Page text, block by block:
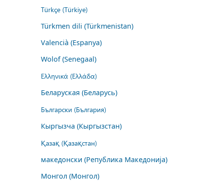
Türkçe (Türkiye)
Türkmen dili (Türkmenistan)
Valencià (Espanya)
Wolof (Senegaal)
Ελληνικά (Ελλάδα)
Беларуская (Беларусь)
Български (България)
Кыргызча (Кыргызстан)
Қазақ (Қазақстан)
македонски (Република Македонија)
Монгол (Монгол)